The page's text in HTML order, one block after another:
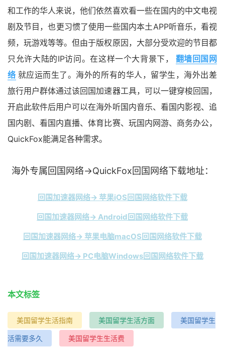
和工作的华人来说，他们依然喜欢看一些在国内的中文电视
剧及节目，也更习惯了使用一些国内本土APP听音乐，看视
频，玩游戏等等。但由于版权原因，大部分受欢迎的节目都
只允许大陆的IP访问。在这样一个大背景下，
翻墙回国网
络 就应运而生了。海外的所有的华人，留学生，海外出差
旅行用户群体通过该回国加速器工具，可以一键穿梭回国，
开启此软件后用户可以在海外听国内音乐、看国内影视、追
国内剧、看国内直播、体育比赛、玩国内网游、商务办公，
QuickFox能满足各种需求。
海外专属回国网络→QuickFox回国网络下载地址：
回国加速器网络→ 苹果iOS回国网络软件下载
回国加速器网络→ Android回国网络软件下载
回国加速器网络→ 苹果电脑macOS回国网络软件下载
回国加速器网络→ PC电脑Windows回国网络软件下载
本文标签
美国留学生活指南 美国留学生活方面 美国留学生
活需要多久 美国留学生生活费